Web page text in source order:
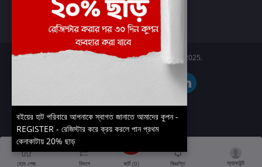
আমার ইচ্ছাগুলি
অর্ডার ট্র্যাকিং
Boier Haat™ | © All rights reserved 2025.
হোম পেজ বিভাগ কার্ট (0) বিজ্ঞপ্তি অ্যাকাউন্ট
বইয়ের হাট পরিবারে আপনাকে স্বাগত জানাতে আমাদের কুপন -
REGISTER - রেজিস্টার করে ক্রয় করলে পান প্রথম
কেনাকাটায় 20% ছাড়